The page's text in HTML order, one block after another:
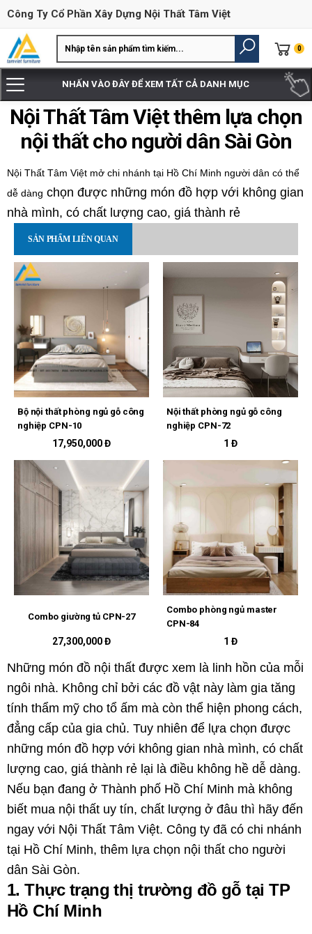
Công Ty Cổ Phần Xây Dựng Nội Thất Tâm Việt
0
NHẤN VÀO ĐÂY ĐỂ XEM TẤT CẢ DANH MỤC
Nội Thất Tâm Việt thêm lựa chọn
nội thất cho người dân Sài Gòn
Nội Thất Tâm Việt mở chi nhánh tại Hồ Chí Minh người dân có thể
dễ dàng chọn được những món đồ hợp với không gian
nhà mình, có chất lượng cao, giá thành rẻ
SẢN PHẨM LIÊN QUAN
Bộ nội thất phòng ngủ gỗ công
nghiệp CPN-10
17,950,000 Đ
Nội thất phòng ngủ gỗ công
nghiệp CPN-72
1 Đ
Combo giường tủ CPN-27
27,300,000 Đ
Combo phòng ngủ master
CPN-84
1 Đ
Những món đồ nội thất được xem là linh hồn của mỗi
ngôi nhà. Không chỉ bởi các đồ vật này làm gia tăng
tính thẩm mỹ cho tổ ấm mà còn thể hiện phong cách,
đẳng cấp của gia chủ. Tuy nhiên để lựa chọn được
những món đồ hợp với không gian nhà mình, có chất
lượng cao, giá thành rẻ lại là điều không hề dễ dàng.
Nếu bạn đang ở Thành phố Hồ Chí Minh mà không
biết mua nội thất uy tín, chất lượng ở đâu thì hãy đến
ngay với Nội Thất Tâm Việt. Công ty đã có chi nhánh
tại Hồ Chí Minh, thêm lựa chọn nội thất cho người
dân Sài Gòn.
1. Thực trạng thị trường đồ gỗ tại TP
Hồ Chí Minh